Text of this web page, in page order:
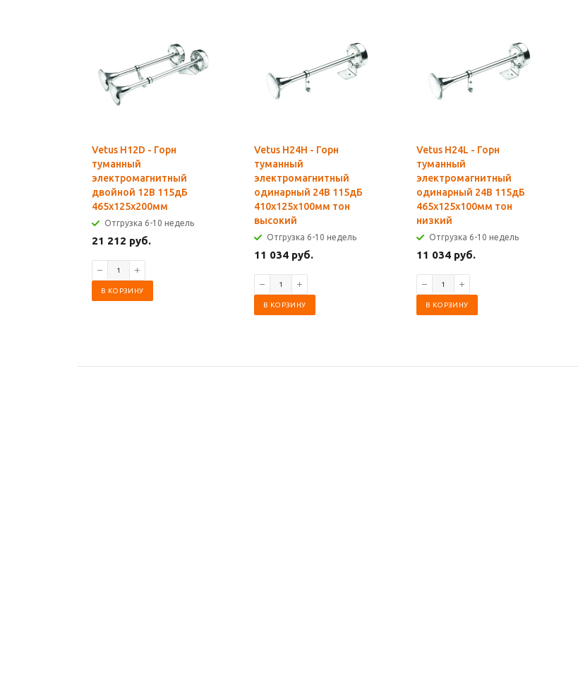
Vetus H12D - Горн
туманный
электромагнитный
двойной 12В 115дБ
465x125x200мм
Отгрузка 6-10 недель
21 212 руб.
В КОРЗИНУ
Vetus H24H - Горн
туманный
электромагнитный
одинарный 24В 115дБ
410x125x100мм тон
высокий
Отгрузка 6-10 недель
11 034 руб.
В КОРЗИНУ
Vetus H24L - Горн
туманный
электромагнитный
одинарный 24В 115дБ
465x125x100мм тон
низкий
Отгрузка 6-10 недель
11 034 руб.
В КОРЗИНУ